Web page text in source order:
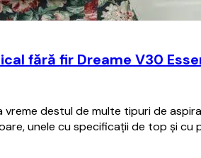
fără fir Dreame V30
destul de multe tipuri de
unele cu specificații de top și